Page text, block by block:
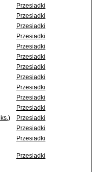
Przesiadki
Przesiadki
Przesiadki
Przesiadki
Przesiadki
Przesiadki
Przesiadki
Przesiadki
Przesiadki
Przesiadki
Przesiadki
Przesiadki
Przesiadki
Przesiadki
Przesiadki